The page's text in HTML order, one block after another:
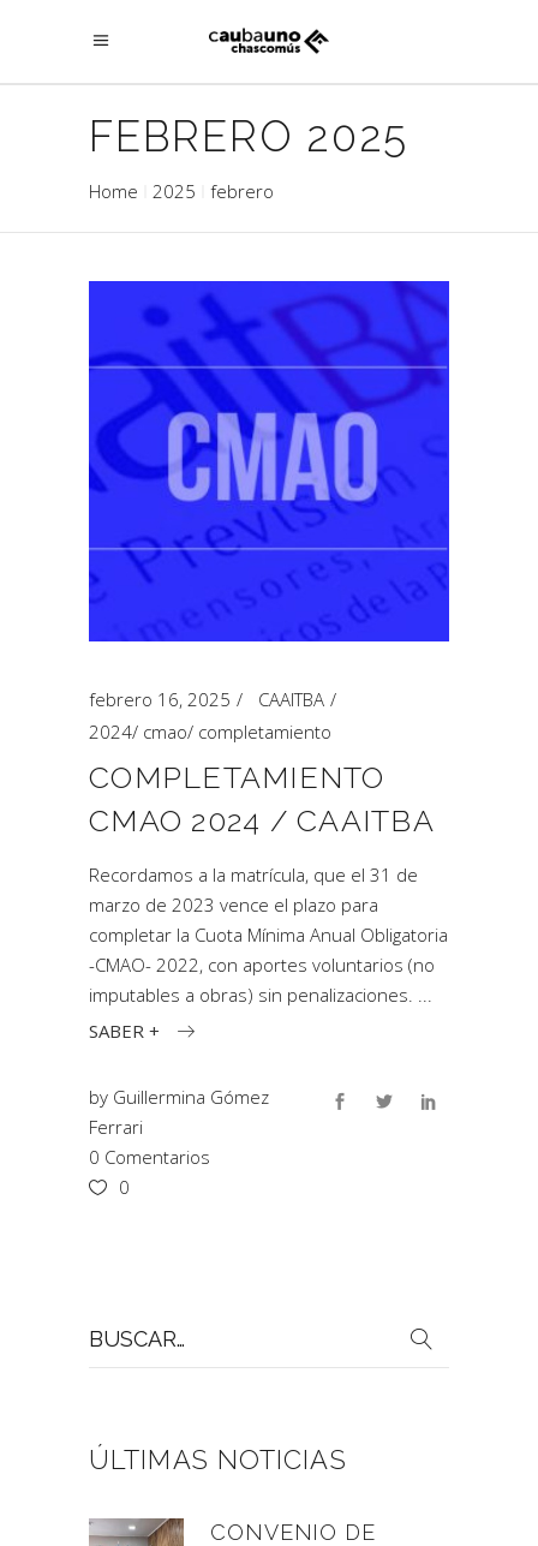
FEBRERO 2025
Home 2025 febrero
febrero 16, 2025
CAAITBA
2024/ cmao/ completamiento
COMPLETAMIENTO
CMAO 2024 / CAAITBA
Recordamos a la matrícula, que el 31 de
marzo de 2023 vence el plazo para
completar la Cuota Mínima Anual Obligatoria
-CMAO- 2022, con aportes voluntarios (no
imputables a obras) sin penalizaciones.
SABER +
by Guillermina Gómez
Ferrari
0 Comentarios
0
por:
ÚLTIMAS NOTICIAS
CONVENIO DE